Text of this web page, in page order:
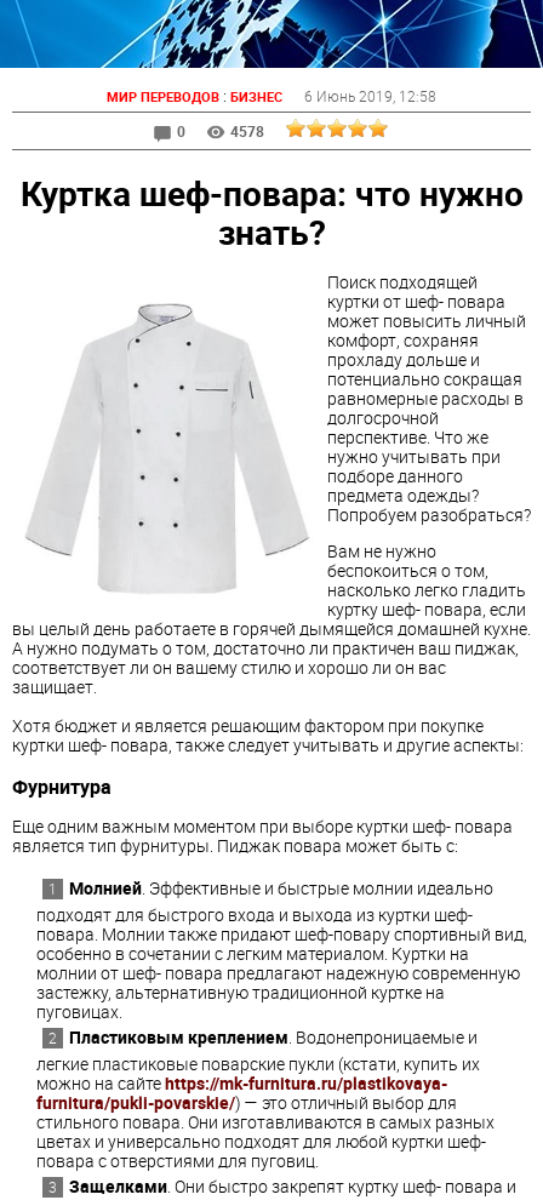
МИР ПЕРЕВОДОВ : БИЗНЕС 6 Июнь 2019 , 12:58
0
4578
Куртка шеф-повара: что нужно
знать?
Поиск подходящей
куртки от шеф- повара
может повысить личный
комфорт, сохраняя
прохладу дольше и
потенциально сокращая
равномерные расходы в
долгосрочной
перспективе. Что же
нужно учитывать при
подборе данного
предмета одежды?
Попробуем разобраться?
Вам не нужно
беспокоиться о том,
насколько легко гладить
куртку шеф- повара, если
вы целый день работаете в горячей дымящейся домашней кухне.
А нужно подумать о том, достаточно ли практичен ваш пиджак,
соответствует ли он вашему стилю и хорошо ли он вас
защищает.
Хотя бюджет и является решающим фактором при покупке
куртки шеф- повара, также следует учитывать и другие аспекты:
Фурнитура
Еще одним важным моментом при выборе куртки шеф- повара
является тип фурнитуры. Пиджак повара может быть с:
Молнией. Эффективные и быстрые молнии идеально
подходят для быстрого входа и выхода из куртки шеф-
повара. Молнии также придают шеф-повару спортивный вид,
особенно в сочетании с легким материалом. Куртки на
молнии от шеф- повара предлагают надежную современную
застежку, альтернативную традиционной куртке на
пуговицах.
Пластиковым креплением. Водонепроницаемые и
легкие пластиковые поварские пукли (кстати, купить их
можно на сайтеhttps://mk-furnitura.ru/plastikovaya-
furnitura/pukli-povarskie/) — это отличный выбор для
стильного повара. Они изготавливаются в самых разных
цветах и универсально подходят для любой куртки шеф-
повара с отверстиями для пуговиц.
Защелками. Они быстро закрепят куртку шеф- повара и